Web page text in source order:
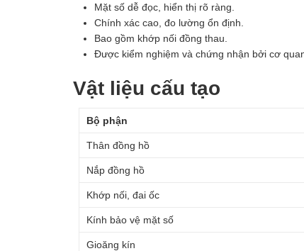
Mặt số dễ đọc, hiển thị rõ ràng.
Chính xác cao, đo lường ổn định.
Bao gồm khớp nối đồng thau.
Được kiểm nghiệm và chứng nhận bởi cơ
Vật liệu cấu tạo
Bộ phận
Thân đồng hồ
Nắp đồng hồ
Khớp nối, đai ốc
Kính bảo vệ mặt số
Gioăng kín